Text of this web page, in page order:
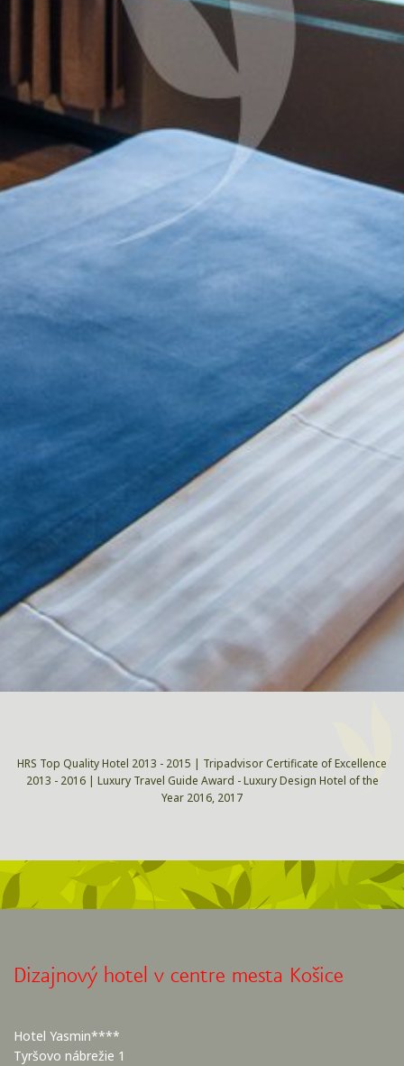
HRS Top Quality Hotel 2013 - 2015 | Tripadvisor Certificate of Excellence
2013 - 2016 | Luxury Travel Guide Award - Luxury Design Hotel of the
Year 2016, 2017
Dizajnový hotel v centre mesta Košice
Hotel Yasmin****
Tyršovo nábrežie 1